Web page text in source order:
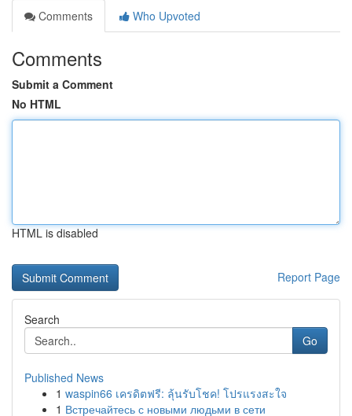
Comments
Who Upvoted
Comments
Submit a Comment
No HTML
HTML is disabled
Report Page
Search
Go
Published News
1 waspin66 เครดิตฟรี: ลุ้นรับโชค! โปรแรงสะใจ
1 Встречайтесь с новыми людьми в сети